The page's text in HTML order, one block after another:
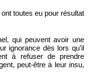
toutes eu pour résultat
qui peuvent avoir une
ignorance dès lors qu’il
à refuser de prendre
peut-être à leur insu,